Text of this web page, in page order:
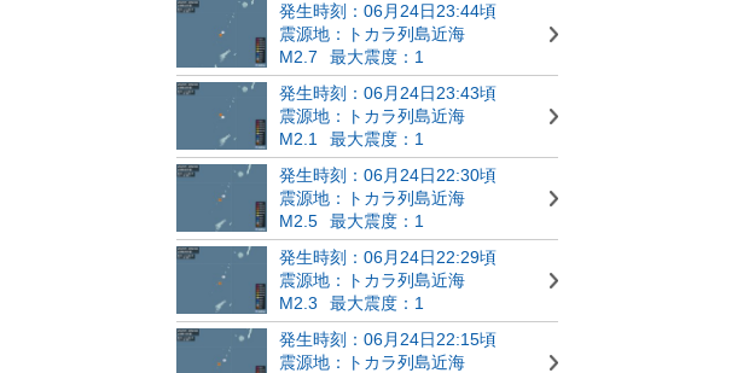
発生時刻：06月24日23:44頃
震源地：トカラ列島近海
M2.7
最大震度：1
発生時刻：06月24日23:43頃
震源地：トカラ列島近海
M2.1
最大震度：1
発生時刻：06月24日22:30頃
震源地：トカラ列島近海
M2.5
最大震度：1
発生時刻：06月24日22:29頃
震源地：トカラ列島近海
M2.3
最大震度：1
発生時刻：06月24日22:15頃
震源地：トカラ列島近海